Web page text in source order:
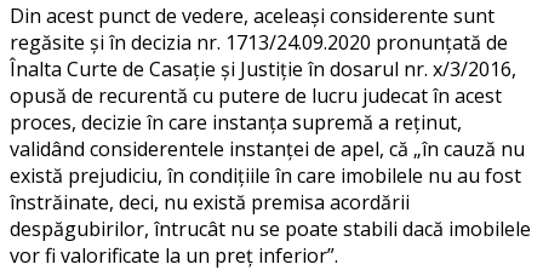
Din acest punct de vedere, aceleaşi considerente sunt
regăsite şi în decizia nr. 1713/24.09.2020 pronunţată de
Înalta Curte de Casaţie şi Justiţie în dosarul nr. x/3/2016,
opusă de recurentă cu putere de lucru judecat în acest
proces, decizie în care instanţa supremă a reţinut,
validând considerentele instanţei de apel, că „în cauză nu
există prejudiciu, în condiţiile în care imobilele nu au fost
înstrăinate, deci, nu există premisa acordării
despăgubirilor, întrucât nu se poate stabili dacă imobilele
vor fi valorificate la un preţ inferior”.